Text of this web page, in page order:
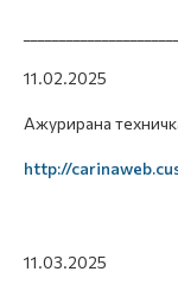
11.02.2025
Ажурирана
http://
11.03.2025